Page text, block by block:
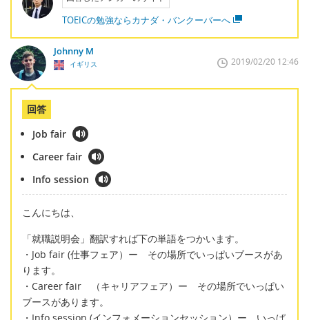
TOEICの勉強ならカナダ・バンクーバーへ
Johnny M
イギリス 2019/02/20 12:46
回答
Job fair
Career fair
Info session
こんにちは、
「就職説明会」翻訳すれば下の単語をつかいます。
・Job fair (仕事フェア）ー その場所でいっぱいブースがあ
ります。
・Career fair （キャリアフェア）ー その場所でいっぱい
ブースがあります。
・Info session (インフォメーションセッション）ー いっぱ